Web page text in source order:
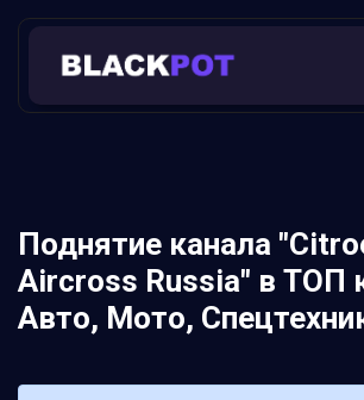
Поднятие канала
Aircross Russia" в ТОП
Авто, Мото,